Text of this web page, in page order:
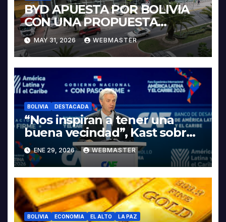
BYD APUESTA POR BOLIVIA
CON UNA PROPUESTA
INTEGRAL PARA IMPULSAR
LA ELECTROMOVILIDAD Y LA
INDUSTRIALIZACIÓN DEL
LITIO
MAY 31, 2026 WEBMASTER
BOLIVIA DESTACADA
“Nos inspiran a tener una
buena vecindad”, Kast sobre
discurso del presidente
Rodrigo Paz
ENE 29, 2026 WEBMASTER
BOLIVIA ECONOMIA EL ALTO LA PAZ